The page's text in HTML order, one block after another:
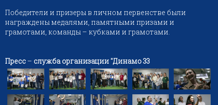
Победители и призеры в личном первенстве были
награждены медалями, памятными призами и
грамотами, команды – кубками и грамотами.
Пресс – служба организации "Динамо 33